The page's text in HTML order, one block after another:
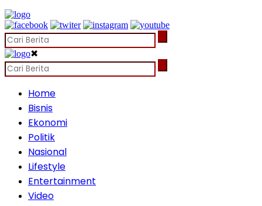
✖
Home
Bisnis
Ekonomi
Politik
Nasional
Lifestyle
Entertainment
Video